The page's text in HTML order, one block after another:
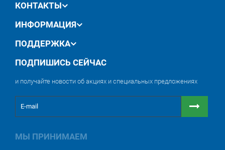
КОНТАКТЫ
ИНФОРМАЦИЯ
ПОДДЕРЖКА
ПОДПИШИСЬ СЕЙЧАС
и получайте новости об акциях и специальных предложениях
МЫ ПРИНИМАЕМ